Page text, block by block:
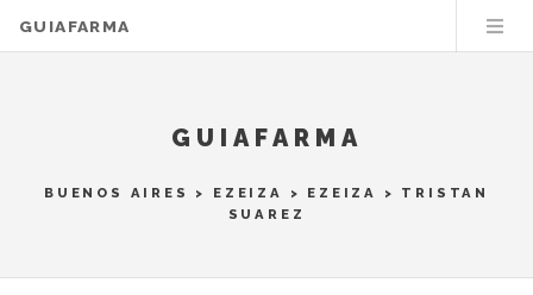
GUIAFARMA
GUIAFARMA
BUENOS AIRES > EZEIZA > EZEIZA
> TRISTAN
SUAREZ